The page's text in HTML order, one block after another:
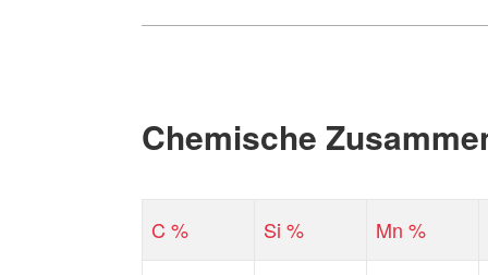
Chemische
C % Si % Mn %